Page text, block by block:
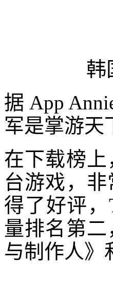
韩
据 App
军是掌游天
在下载榜
台游戏，
得了好评，
量排名第
与制作人》